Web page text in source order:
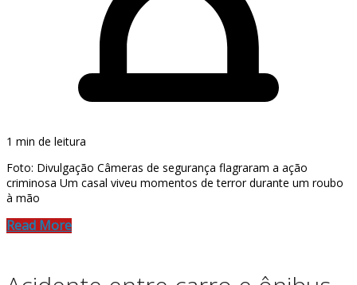
1 min de leitura
Foto: Divulgação Câmeras de segurança flagraram a ação
criminosa Um casal viveu momentos de terror durante um roubo
à mão
Read More